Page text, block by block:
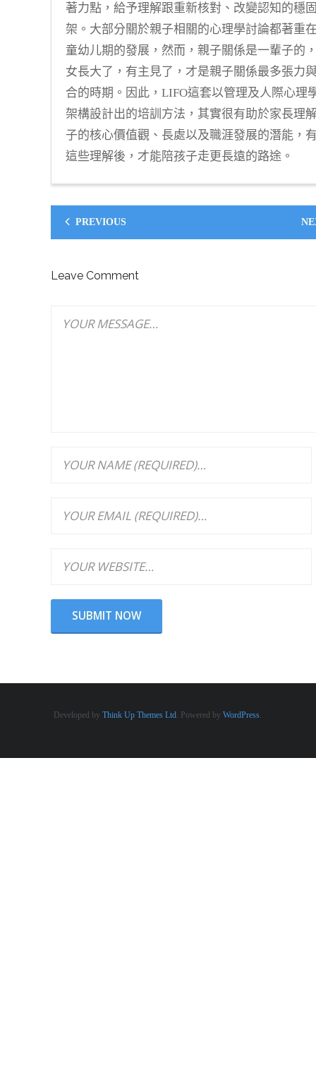
著力點，給予理解跟重新核對、改變認知的穩
架。大部分關於親子相關的心理學討論都著重
童幼儿期的發展，然而，親子關係是一輩子的
女長大了，有主見了，才是親子關係最多張力
合的時期。因此，LIFO這套以管理及人際心理
架構設計出的培訓方法，其實很有助於家長理
子的核心價值觀、長處以及職涯發展的潛能，
這些理解後，才能陪孩子走更長遠的路途。
PREVIOUS
Leave Comment
Developed byThink Up Themes Ltd. Powered byWordPress.